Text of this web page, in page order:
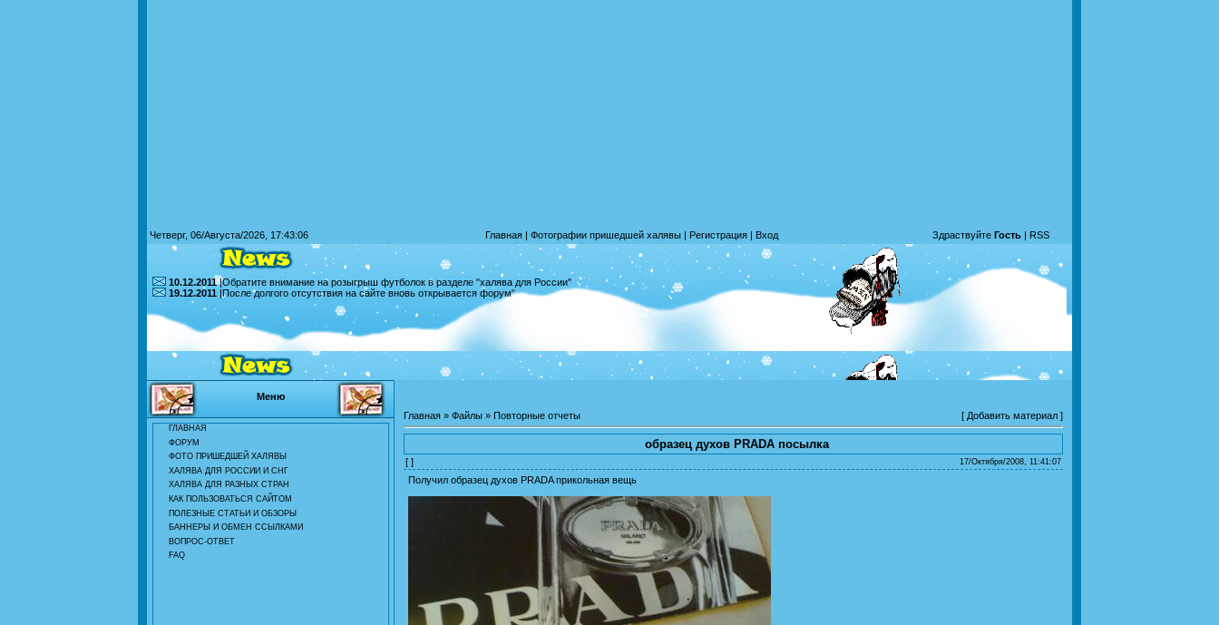
Четверг, 06/Августа/2026, 17:43:06 Главная| Фотографии пришедшей халявы| Регистрация| Вход Здраствуйте Гость | RSS
10.12.2011|Обратите внимание на розыгрыш футболок в разделе "халява для России"
19.12.2011 |После долгого отсутствия на сайте вновь открывается форум"
Меню
ГЛАВНАЯ
ФОРУМ
ФОТО ПРИШЕДШЕЙ ХАЛЯВЫ
ХАЛЯВА ДЛЯ РОССИИ И СНГ
ХАЛЯВА ДЛЯ РАЗНЫХ СТРАН
КАК ПОЛЬЗОВАТЬСЯ САЙТОМ
ПОЛЕЗНЫЕ СТАТЬИ И ОБЗОРЫ
БАННЕРЫ И ОБМЕН ССЫЛКАМИ
ВОПРОС-ОТВЕТ
FAQ
Главная » Файлы » Повторные отчеты [ Добавить материал ]
образец духов PRADA посылка
[ ] 17/Октября/2008, 11:41:07
Получил образец духов PRADA прикольная вещь